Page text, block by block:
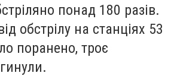
понад 180 разів.
обстрілу на станціях 53
поранено, троє